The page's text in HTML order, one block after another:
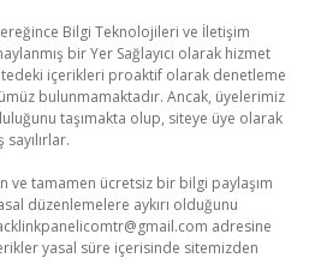
Bilgi Teknolojileri ve İletişim
bir Yer Sağlayıcı olarak hizmet
içerikleri proaktif olarak denetleme
bulunmamaktadır. Ancak, üyelerimiz
taşımakta olup, siteye üye olarak
ve tamamen ücretsiz bir bilgi paylaşım
düzenlemelere aykırı olduğunu
adresine
yasal süre içerisinde sitemizden